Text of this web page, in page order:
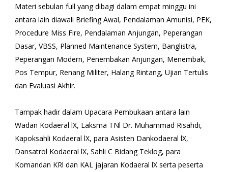
Materi sebulan full yang dibagi dalam empat minggu ini
antara lain diawali Briefing Awal, Pendalaman Amunisi, PEK,
Procedure Miss Fire, Pendalaman Anjungan, Peperangan
Dasar, VBSS, Planned Maintenance System, Banglistra,
Peperangan Modern, Penembakan Anjungan, Menembak,
Pos Tempur, Renang Militer, Halang Rintang, Ujian Tertulis
dan Evaluasi Akhir.
Tampak hadir dalam Upacara Pembukaan antara lain
Wadan Kodaeral lX, Laksma TNl Dr. Muhammad Risahdi,
Kapoksahli Kodaeral lX, para Asisten Dankodaeral lX,
Dansatrol Kodaeral lX, Sahli C Bidang Teklog, para
Komandan KRl dan KAL jajaran Kodaeral lX serta peserta